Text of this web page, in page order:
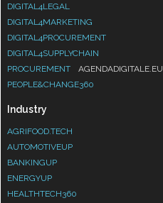
DIGITAL4LEGAL
DIGITAL4MARKETING
DIGITAL4PROCUREMENT
DIGITAL4SUPPLYCHAIN
PROCUREMENT
AGENDADIGITALE.EU
PEOPLE&CHANGE360
Industry
AGRIFOOD.TECH
AUTOMOTIVEUP
BANKINGUP
ENERGYUP
HEALTHTECH360